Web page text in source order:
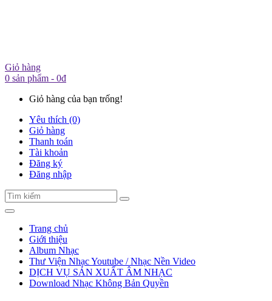
Giỏ hàng
0 sản phẩm - 0đ
Giỏ hàng của bạn trống!
Yêu thích (0)
Giỏ hàng
Thanh toán
Tài khoản
Đăng ký
Đăng nhập
Trang chủ
Giới thiệu
Album Nhạc
Thư Viện Nhạc Youtube / Nhạc Nền Video
DỊCH VỤ SẢN XUẤT ÂM NHẠC
Download Nhạc Không Bản Quyền